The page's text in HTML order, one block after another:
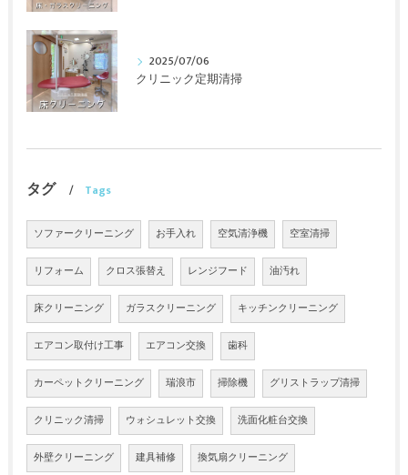
2025/07/06
クリニック定期清掃
タグ Tags
ソファークリーニング お手入れ 空気清浄機 空室清掃
リフォーム クロス張替え レンジフード 油汚れ
床クリーニング ガラスクリーニング キッチンクリーニング
エアコン取付け工事 エアコン交換 歯科
カーペットクリーニング 瑞浪市 掃除機 グリストラップ清掃
クリニック清掃 ウォシュレット交換 洗面化粧台交換
外壁クリーニング 建具補修 換気扇クリーニング